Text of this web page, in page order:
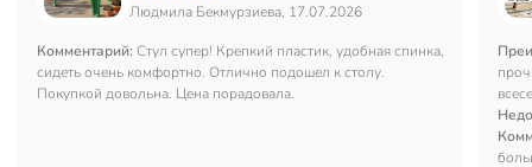
Людмила Бекмурзиева, 17.07.2026
Комментарий: Стул супер! Крепкий пластик, удобная спинка,
сидеть очень комфортно. Отлично подошел к столу.
Покупкой довольна. Цена порадовала.